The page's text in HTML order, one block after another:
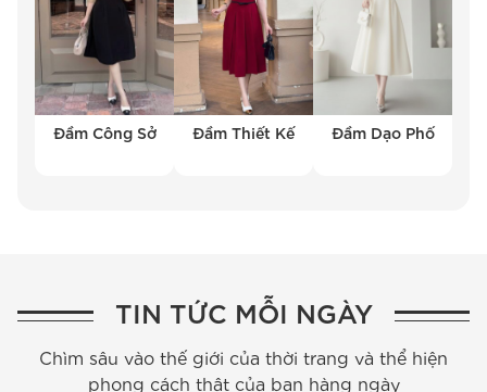
Đầm Công Sở Đầm Thiết Kế Đầm Dạo Phố
TIN TỨC MỖI NGÀY
Chìm sâu vào thế giới của thời trang và thể hiện
phong cách thật của bạn hàng ngày